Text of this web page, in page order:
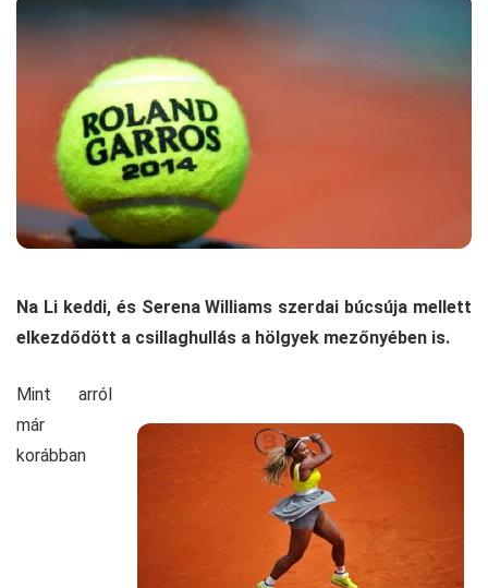
Na Li keddi, és Serena Williams szerdai búcsúja mellett
elkezdődött a csillaghullás a hölgyek mezőnyében is.
Mint arról
már
korábban